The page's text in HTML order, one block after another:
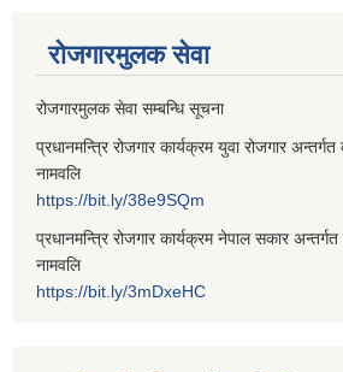
रोजगारमुलक सेवा
रोजगारमुलक सेवा सम्बन्धि सूचना
प्रधानमन्त्रि रोजगार कार्यक्रम युवा रोजगार अन्तर्गत
नामवलि
https://bit.ly/38e9SQm
प्रधानमन्त्रि रोजगार कार्यक्रम नेपाल सकार अन्तर्गत
नामवलि
https://bit.ly/3mDxeHC